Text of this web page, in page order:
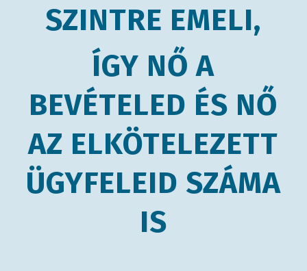
SZINTRE EMELI,
ÍGY NŐ A
BEVÉTELED ÉS NŐ
AZ ELKÖTELEZETT
ÜGYFELEID SZÁMA
IS